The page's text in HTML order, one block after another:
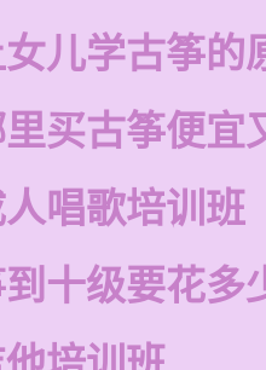
儿学古筝的
买古筝便宜
唱歌培训班
十级要花多